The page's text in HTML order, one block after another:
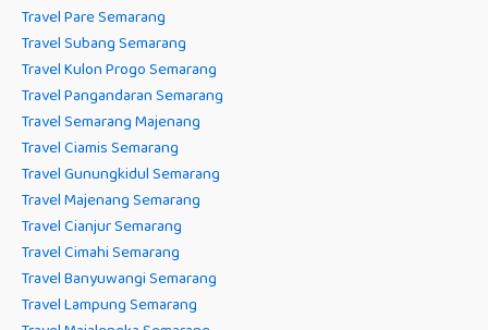
Travel Pare Semarang
Travel Subang Semarang
Travel Kulon Progo Semarang
Travel Pangandaran Semarang
Travel Semarang Majenang
Travel Ciamis Semarang
Travel Gunungkidul Semarang
Travel Majenang Semarang
Travel Cianjur Semarang
Travel Cimahi Semarang
Travel Banyuwangi Semarang
Travel Lampung Semarang